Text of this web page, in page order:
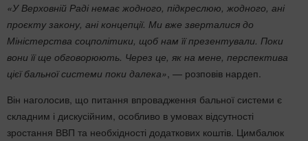
«У Верховній Раді немає жодного, підкреслюю, жодного, ані
проєкту закону, ані концепції. Ми вже зверталися до
Міністерства соцполітики, щоб нам її презентували. Поки
вони її ще обговорюють. Через це, як на мене, перспектива
цієї бальної системи поки далека», — розповів нардеп.
Він наголосив, що питання впровадження бальної системи є
складним і дискусійним, особливо в умовах відсутності
зростання ВВП та необхідності додаткових коштів. Цимбалюк